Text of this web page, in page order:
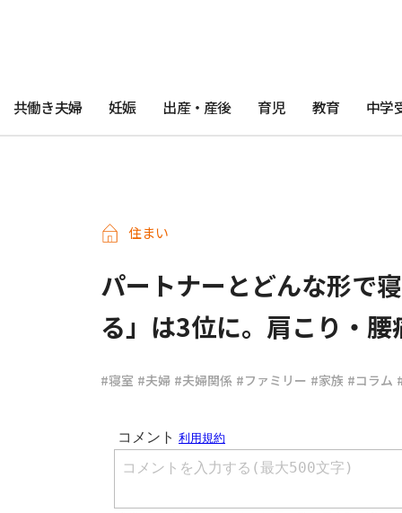
#ワンオペ育児 #コミックエッセイ
共働き夫婦 妊娠 出産・産後 育児 教育 中学
住まい
パートナーとどんな形で
る」は3位に。肩こり・腰
#寝室 #夫婦 #夫婦関係 #ファミリー #家族 #コラム